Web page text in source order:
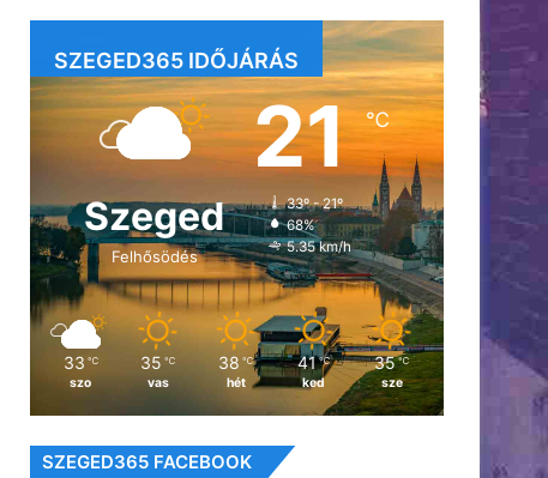
SZEGED365 IDŐJÁRÁS
Szeged
Felhősödés
21℃
33º - 21º
68%
5.35 km/h
33 ℃
szo
35 ℃
vas
38 ℃
hét
41 ℃
ked
35 ℃
sze
SZEGED365 FACEBOOK